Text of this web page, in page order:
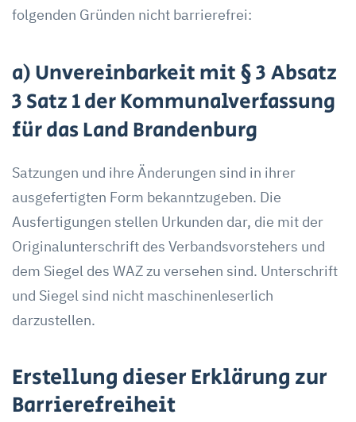
folgenden Gründen nicht barrierefrei:
a) Unvereinbarkeit mit § 3 Absatz
3 Satz 1 der Kommunalverfassung
für das Land Brandenburg
Satzungen und ihre Änderungen sind in ihrer
ausgefertigten Form bekanntzugeben. Die
Ausfertigungen stellen Urkunden dar, die mit der
Originalunterschrift des Verbandsvorstehers und
dem Siegel des WAZ zu versehen sind. Unterschrift
und Siegel sind nicht maschinenleserlich
darzustellen.
Erstellung dieser Erklärung zur
Barrierefreiheit